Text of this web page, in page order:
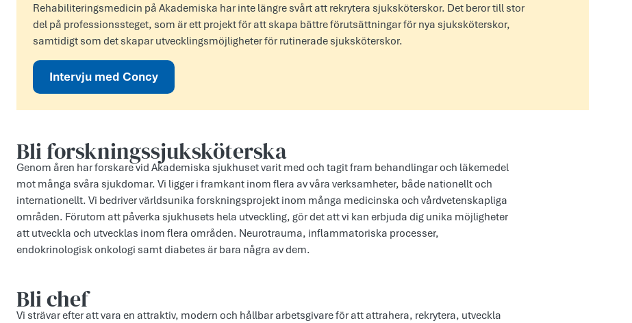
Rehabiliteringsmedicin på Akademiska har inte längre svårt att rekrytera sjuksköterskor. Det beror till stor
del på professionssteget, som är ett projekt för att skapa bättre förutsättningar för nya sjuksköterskor,
samtidigt som det skapar utvecklingsmöjligheter för rutinerade sjuksköterskor.
Intervju med Concy
Bli forskningssjuksköterska
Genom åren har forskare vid Akademiska sjukhuset varit med och tagit fram behandlingar och läkemedel
mot många svåra sjukdomar. Vi ligger i framkant inom flera av våra verksamheter, både nationellt och
internationellt. Vi bedriver världsunika forskningsprojekt inom många medicinska och vårdvetenskapliga
områden. Förutom att påverka sjukhusets hela utveckling, gör det att vi kan erbjuda dig unika möjligheter
att utveckla och utvecklas inom flera områden. Neurotrauma, inflammatoriska processer,
endokrinologisk onkologi samt diabetes är bara några av dem.
Bli chef
Vi strävar efter att vara en attraktiv, modern och hållbar arbetsgivare för att attrahera, rekrytera, utveckla